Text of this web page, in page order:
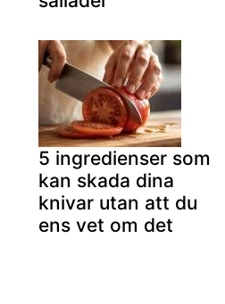
5 ingredienser som
kan skada dina
knivar utan att du
ens vet om det